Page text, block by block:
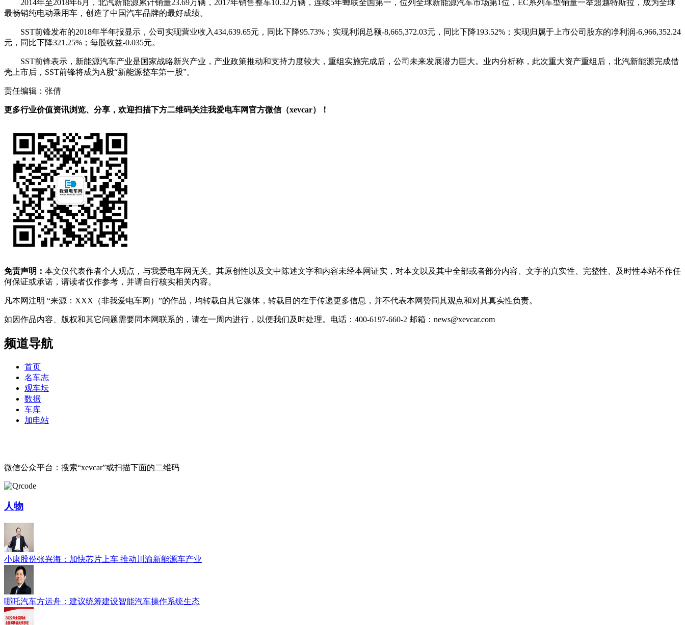
2014年至2018年6月，北汽新能源累计销量23.69万辆，2017年销售整车10.32万辆，连续5年蝉联全国第一，位列全球新能源汽车市场第1位，EC系列车型销量一举超越特斯拉，成为全球
最畅销纯电动乘用车，创造了中国汽车品牌的最好成绩。
SST前锋发布的2018年半年报显示，公司实现营业收入434,639.65元，同比下降95.73%；实现利润总额-8,665,372.03元，同比下降193.52%；实现归属于上市公司股东的净利润-6,966,352.24
元，同比下降321.25%；每股收益-0.035元。
SST前锋表示，新能源汽车产业是国家战略新兴产业，产业政策推动和支持力度较大，重组实施完成后，公司未来发展潜力巨大。 业内分析称，此次重大资产重组后，北汽新能源完成借
壳上市后，SST前锋将成为A股“新能源整车第一股”。
责任编辑：张倩
更多行业价值资讯浏览、分享，欢迎扫描下方二维码关注我爱电车网官方微信（xevcar）！
免责声明： 本文仅代表作者个人观点，与我爱电车网无关。其原创性以及文中陈述文字和内容未经本网证实，对本文以及其中全部或者部分内容、文字的真实性、完整性、及时性本站不作任
何保证或承诺，请读者仅作参考，并请自行核实相关内容。
凡本网注明 “来源：XXX（非我爱电车网）”的作品，均转载自其它媒体，转载目的在于传递更多信息，并不代表本网赞同其观点和对其真实性负责。
如因作品内容、版权和其它问题需要同本网联系的，请在一周内进行，以便我们及时处理。电话：400-6197-660-2 邮箱：news@xevcar.com
频道导航
首页
名车志
观车坛
数据
车库
加电站
微信公众平台：搜索“xevcar”或扫描下面的二维码
人物
小康股份张兴海：加快芯片上车 推动川渝新能源车产业
哪吒汽车方运舟：建议统筹建设智能汽车操作系统生态